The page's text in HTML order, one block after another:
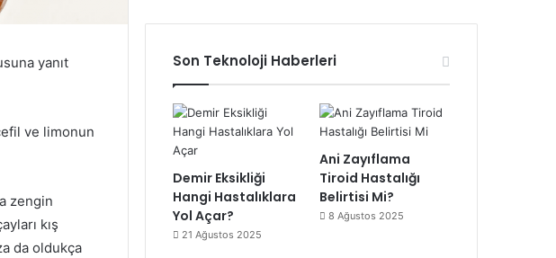
yanıt
ve limonun
zengin
kış
da oldukça
Son Teknoloji Haberleri
Demir Eksikliği
Hangi Hastalıklara
Yol Açar?
21 Ağustos 2025
Ani Zayıflama
Tiroid Hastalığı
Belirtisi Mi?
8 Ağustos 2025